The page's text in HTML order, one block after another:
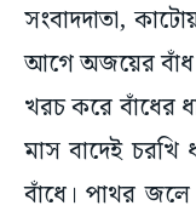
সংবাদদাতা,
আগে অজয়ের বাঁধ
খরচ করে বাঁধের
মাস বাদেই
বাঁধে। পাথর জলে